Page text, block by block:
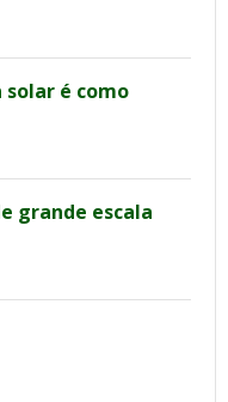
solar é como
grande escala